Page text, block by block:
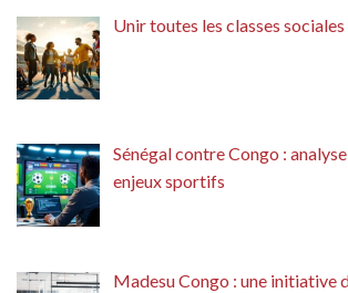
Unir toutes les classes
Sénégal contre Congo :
enjeux sportifs
Madesu Congo : une initiative